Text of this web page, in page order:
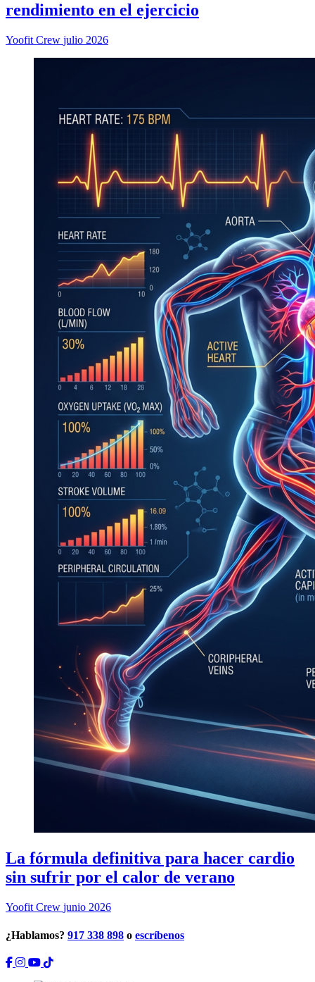
rendimiento en el ejercicio
Yoofit Crew julio 2026
La fórmula definitiva para hacer cardio
sin sufrir por el calor de verano
Yoofit Crew junio 2026
¿Hablamos? 917 338 898 o escríbenos